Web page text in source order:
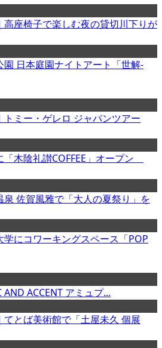
高座椅子で楽しむ夜の貸切川下りが
園 日本庭園ナイトアート「世解-
トミー・ゲレロ ジャパンツアー
「木陰礼讃COFFEE」オープン
泉 佐賀風雅で「大人の夏祭り」を
学にコワーキングスペース「POP
AND ACCENT アミュプ...
てとば美術館で「土屋未久 個展